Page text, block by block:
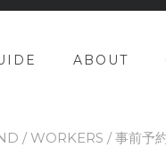
ABOUT
/WORKERS / 事前予